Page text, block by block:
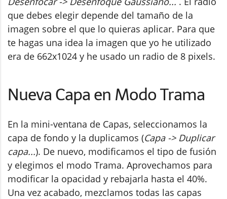
que debes elegir depende del tamaño de la
imagen sobre el que lo quieras aplicar. Para que
te hagas una idea la imagen que yo he utilizado
era de 662x1024 y he usado un radio de 8 pixels.
Nueva Capa en Modo Trama
En la mini-ventana de Capas, seleccionamos la
capa de fondo y la duplicamos (Capa -> Duplicar
capa...). De nuevo, modificamos el tipo de fusión
y elegimos el modo Trama. Aprovechamos para
modificar la opacidad y rebajarla hasta el 40%.
Una vez acabado, mezclamos todas las capas